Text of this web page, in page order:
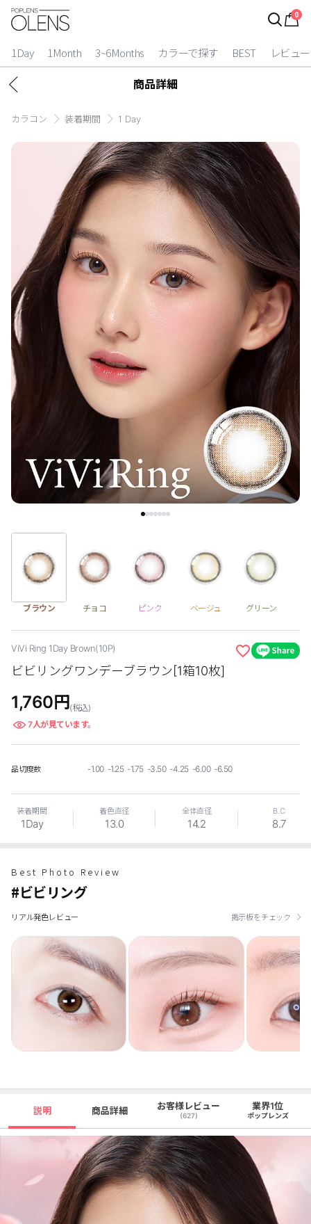
0
1Day 1Month 3~6Months カラーで探す BEST レビュー
ログイン
|
お得逃しています。
カラコン比較
今月限定特典
ベスト
カラコン
装着期間
2 Weeks
1 Month
3~6 Months
よりどりキット
ヘーゼル
グリーン
ハロウィンカラコン
ケア用品
EYEしてる
ショッピングガイド
アプリダウンロード
商品詳細
カラコン 装着期間 1 Day
ブラウン チョコ ピンク ベージュ グリーン
ViVi Ring 1Day Brown(10P)
ビビリングワンデーブラウン[1箱10枚]
1,760円(税込)
7人が見ています。
品切度数 -1.00 -1.25 -1.75 -3.50 -4.25 -6.00 -6.50
装着期間
1Day
着色直径
13.0
全体直径
14.2
B.C
8.7
Best Photo Review
#ビビリング
リアル発色レビュー 掲示板をチェック
説明 商品詳細 お客様レビュー
(627)
業界1位
ポップレンズ